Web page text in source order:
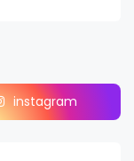
instagram